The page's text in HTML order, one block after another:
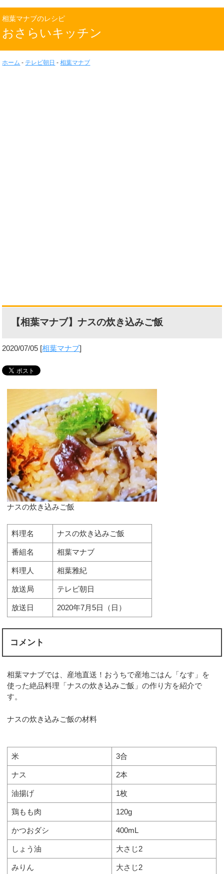
相葉マナブのレシピ
おさらいキッチン
ホーム - テレビ朝日 -相葉マナブ
【相葉マナブ】ナスの炊き込みご飯
2020/07/05 [相葉マナブ]
ナスの炊き込みご飯
料理名 ナスの炊き込みご飯
番組名 相葉マナブ
料理人 相葉雅紀
放送局 テレビ朝日
放送日 2020年7月5日（日）
コメント
相葉マナブでは、産地直送！おうちで産地ごはん「なす」を
使った絶品料理「ナスの炊き込みご飯」の作り方を紹介で
す。
ナスの炊き込みご飯の材料
米 3合
ナス 2本
油揚げ 1枚
鶏もも肉 120g
かつおダシ 400mL
しょう油 大さじ2
みりん 大さじ2